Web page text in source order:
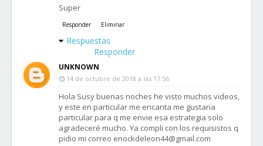
Super
Responder Eliminar
Respuestas
Responder
UNKNOWN
14 de octubre de 2018 a las 17:56
Hola Susy buenas noches he visto muchos videos,
y este en particular me encanta me gustaria
particular para q me envie esa estrategia solo
agradeceré mucho. Ya compli con los requisistos q
pidio mi correo enockdeleon44@gmail.com